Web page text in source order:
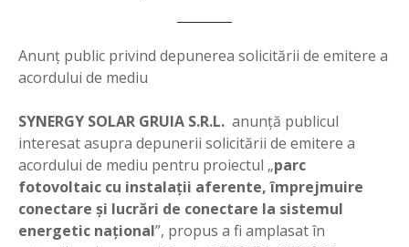
Anunţ public privind depunerea solicitării de emitere a
acordului de mediu
SYNERGY SOLAR GRUIA S.R.L. anunţă publicul
interesat asupra depunerii solicitării de emitere a
acordului de mediu pentru proiectul „parc
fotovoltaic cu instalaţii aferente, împrejmuire
conectare şi lucrări de conectare la sistemul
energetic naţional”, propus a fi amplasat în